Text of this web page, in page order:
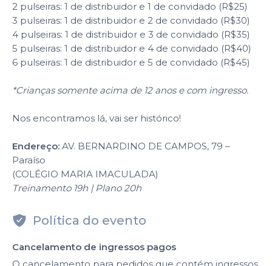
2 pulseiras: 1 de distribuidor e 1 de convidado (R$25)
3 pulseiras: 1 de distribuidor e 2 de convidado (R$30)
4 pulseiras: 1 de distribuidor e 3 de convidado (R$35)
5 pulseiras: 1 de distribuidor e 4 de convidado (R$40)
6 pulseiras: 1 de distribuidor e 5 de convidado (R$45)
*Crianças somente acima de 12 anos e com ingresso.
Nos encontramos lá, vai ser histórico!
Endereço: AV. BERNARDINO DE CAMPOS, 79 –
Paraíso
(COLÉGIO MARIA IMACULADA)
Treinamento 19h | Plano 20h
Política do evento
Cancelamento de ingressos pagos